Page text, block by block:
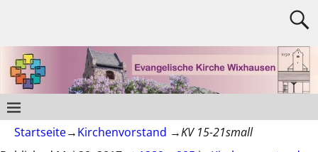
Startseite→Kirchenvorstand →KV 15-21small